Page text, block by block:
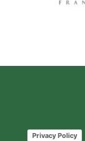
Privacy Policy